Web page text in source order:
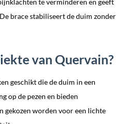
te verminderen en geeft
brace stabiliseert de duim zonder
van Quervain?
geschikt die de duim in een
op de pezen en bieden
gekozen worden voor een lichte